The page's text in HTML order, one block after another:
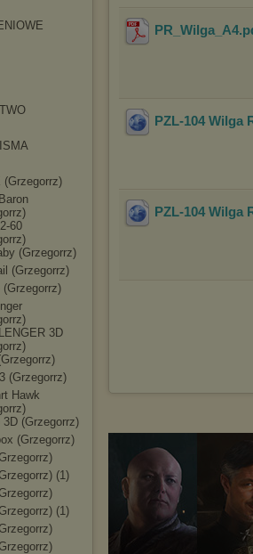
(Grzegorrz)
60
(Grzegorrz)
(Grzegorrz)
(Grzegorrz)
3D
(Grzegorrz)
Hawk
3D (Grzegorrz)
(Grzegorrz)
(1)
(1)
PR_Wilga_A4
PZL-104 Wilga
PZL-104 Wilga